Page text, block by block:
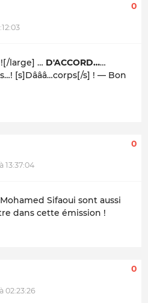
0
large] … D'ACCORD……
[s]Dâââ…corps[/s] ! — Bon
13:37:04
0
Sifaoui sont aussi
dans cette émission !
02:23:26
0